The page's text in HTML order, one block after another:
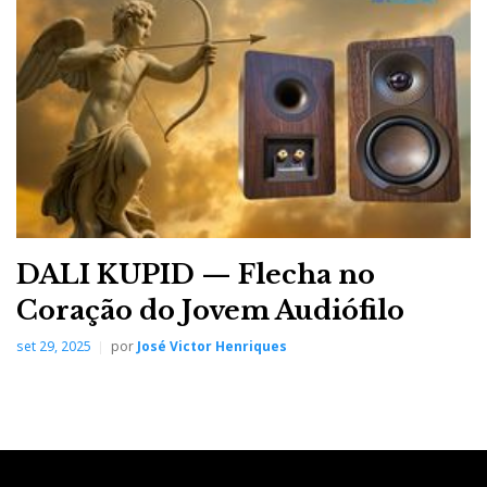
No fundo, trata-se de um desenvolvimento da
topologia de correcção de erro ‘dual-feed-forward’,
suportada por uma fonte de alimentação comutada de
alta frequência, e um andar de potência de MOSFETs
feitos por medida, com técnicas sofisticadas de
compensação por realimentação positiva e negativa.
DALI KUPID — Flecha no
Coração do Jovem Audiófilo
set 29, 2025 por José Victor Henriques